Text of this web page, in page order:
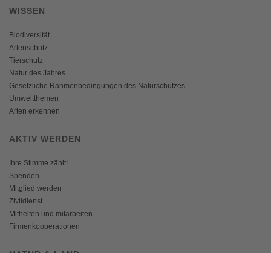
WISSEN
Biodiversität
Artenschutz
Tierschutz
Natur des Jahres
Gesetzliche Rahmenbedingungen des Naturschutzes
Umweltthemen
Arten erkennen
AKTIV WERDEN
Ihre Stimme zählt!
Spenden
Mitglied werden
Zivildienst
Mithelfen und mitarbeiten
Firmenkooperationen